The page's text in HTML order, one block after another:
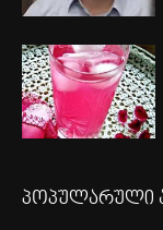
პოპულარული